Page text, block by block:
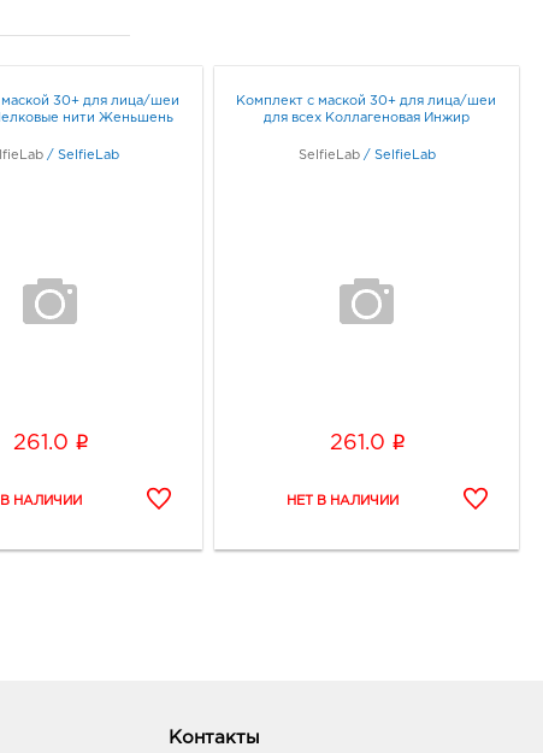
использования.
маской 30+ для лица/шеи
нити Женьшень
/ SelfieLab
261.0 i
Комплект с маской 30+ для лица/шеи
для всех Коллагеновая Инжир
SelfieLab / SelfieLab
261.0 i
Контакты